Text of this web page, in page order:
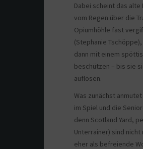
Dabei scheint das
vom Regen über die
Opiumhöhle fast
(Stephanie
dann mit einem
beschützen – bis sie
auflösen.
Was zunächst
im Spiel und die
denn Scotland Yard,
Unterrainer) sind
eher als befreiende